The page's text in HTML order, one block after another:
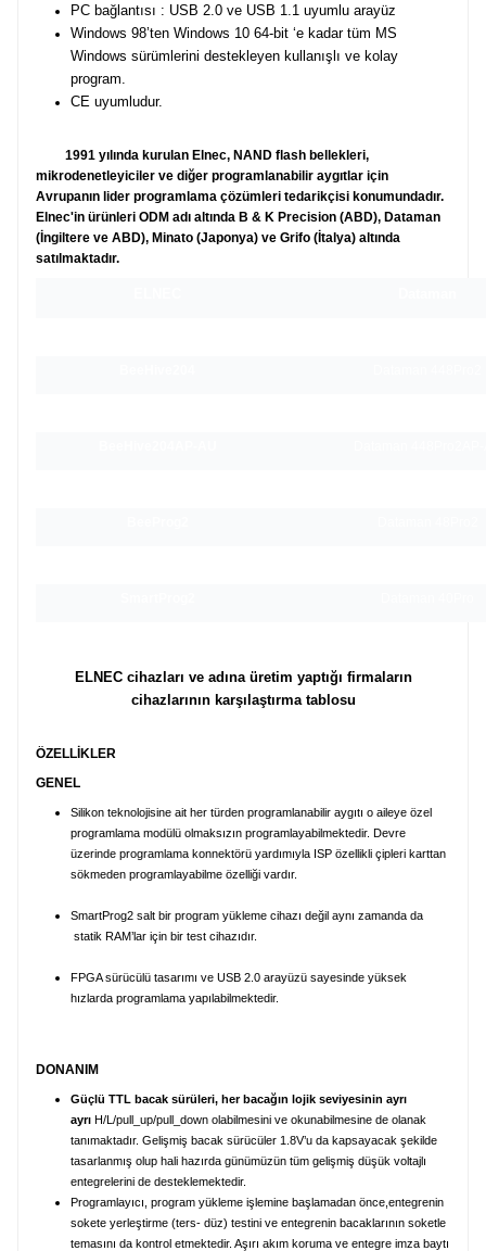
PC bağlantısı : USB 2.0 ve USB 1.1 uyumlu arayüz
Windows 98’ten Windows 10 64-bit ‘e kadar tüm MS
Windows sürümlerini destekleyen kullanışlı ve kolay
program.
CE uyumludur.
1991 yılında kurulan Elnec, NAND flash bellekleri,
mikrodenetleyiciler ve diğer programlanabilir aygıtlar için
Avrupanın lider programlama çözümleri tedarikçisi konumundadır.
Elnec'in ürünleri ODM adı altında B & K Precision (ABD), Dataman
(İngiltere ve ABD), Minato (Japonya) ve Grifo (İtalya) altında
satılmaktadır.
ELNEC cihazları ve adına üretim yaptığı firmaların
cihazlarının karşılaştırma tablosu
ÖZELLİKLER
GENEL
Silikon teknolojisine ait her türden programlanabilir aygıtı o aileye özel
programlama modülü olmaksızın programlayabilmektedir. Devre
üzerinde programlama konnektörü yardımıyla ISP özellikli çipleri karttan
sökmeden programlayabilme özelliği vardır.
SmartProg2 salt bir program yükleme cihazı değil aynı zamanda da
statik RAM’lar için bir test cihazıdır.
FPGA sürücülü tasarımı ve USB 2.0 arayüzü sayesinde yüksek
hızlarda programlama yapılabilmektedir.
DONANIM
Güçlü TTL bacak sürüleri, her bacağın lojik seviyesinin ayrı
ayrı H/L/pull_up/pull_down olabilmesini ve okunabilmesine de olanak
tanımaktadır. Gelişmiş bacak sürücüler 1.8V’u da kapsayacak şekilde
tasarlanmış olup hali hazırda günümüzün tüm gelişmiş düşük voltajlı
entegrelerini de desteklemektedir.
Programlayıcı, program yükleme işlemine başlamadan önce,entegrenin
sokete yerleştirme (ters- düz) testini ve entegrenin bacaklarının soketle
temasını da kontrol etmektedir. Aşırı akım koruma ve entegre imza baytı